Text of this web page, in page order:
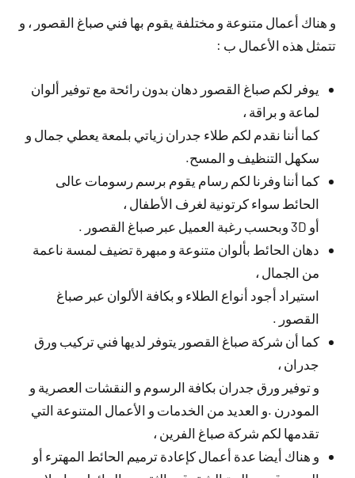
و هناك أعمال متنوعة و مختلفة يقوم بها فني صباغ القصور ، و
تتمثل هذه الأعمال ب :
يوفر لكم صباغ القصور دهان بدون رائحة مع توفير ألوان
لماعة و براقة ،
كما أننا نقدم لكم طلاء جدران زياتي بلمعة يعطي جمال و
سكهل التنظيف و المسح.
كما أننا وفرنا لكم رسام يقوم برسم رسومات عالى
الحائط سواء كرتونية لغرف الأطفال ،
أو 3D وبحسب رغبة العميل عبر صباغ القصور .
دهان الحائط بألوان متنوعة و مبهرة تضيف لمسة ناعمة
من الجمال ،
استيراد أجود أنواع الطلاء و بكافة الألوان عبر صباغ
القصور .
كما أن شركة صباغ القصور يتوفر لديها فني تركيب ورق
جدران ،
و توفير ورق جدران بكافة الرسوم و النقشات العصرية و
المودرن .و العديد من الخدمات و الأعمال المتنوعة التي
تقدمها لكم شركة صباغ الفرين ،
و هناك أيضا عدة أعمال كإعادة ترميم الحائط المهترء أو